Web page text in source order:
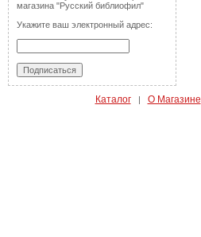
магазина "Русский библиофил"
Укажите ваш электронный адрес:
Каталог| О Магазине